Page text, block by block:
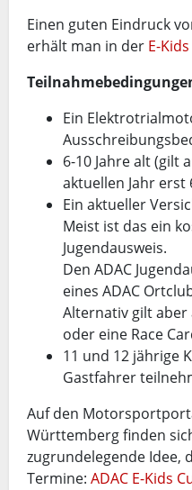
Einen guten Eindruck
erhält man in der E-
Ein
6-10 Jahre alt (gilt
aktuellen Jahr erst
Ein aktueller
Meist ist das ein
Jugendausweis.
Den ADAC
eines ADAC
Alternativ gilt aber
oder eine Race
11 und 12 jährige
Gastfahrer
Auf den
Württemberg finden
zugrundelegende Idee,
Termine: ADAC E-Kids